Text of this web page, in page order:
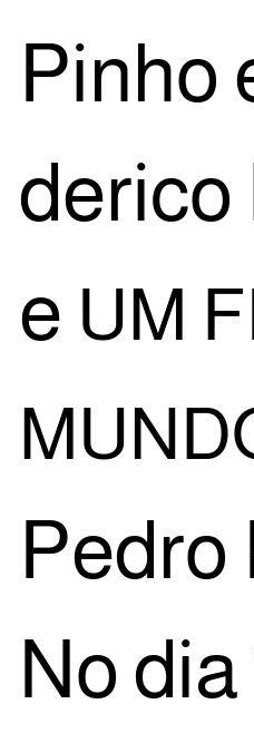
Pinho
de­ri­co
e UM
Pedro
No dia